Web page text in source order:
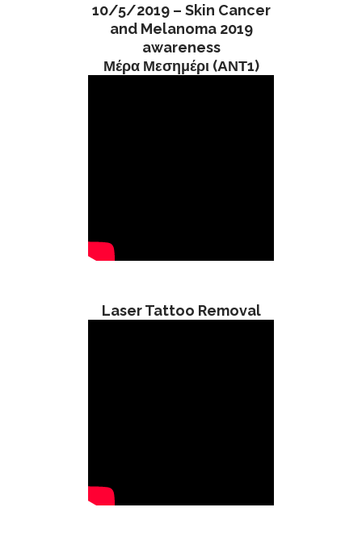
10/5/2019 – Skin Cancer
and Melanoma 2019
awareness
Μέρα Μεσημέρι (ΑΝΤ1)
Laser Tattoo Removal